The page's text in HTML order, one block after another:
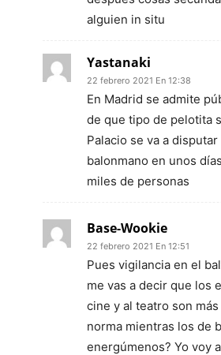
alguien in situ
Yastanaki
22 febrero 2021 En 12:38
En Madrid se admite
de que tipo de pelotita
Palacio se va a
balonmano en unos
miles de personas
Base-Wookie
22 febrero 2021 En 12:51
Pues vigilancia en el
me vas a decir que los
cine y al teatro son
norma mientras los de
energúmenos? Yo voy